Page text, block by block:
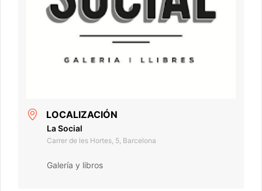
LOCALIZACIÓN
La Social
Carrer de les Hortes, 5, Barcelona
Galería y libros